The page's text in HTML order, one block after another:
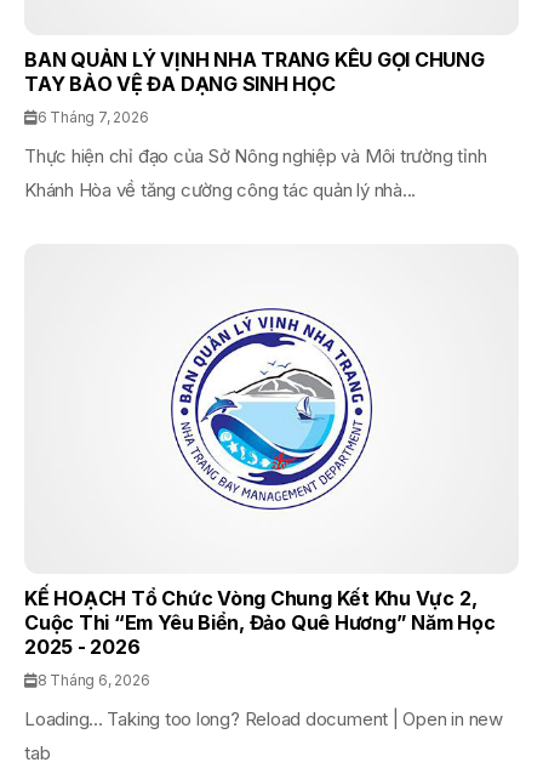
BAN QUẢN LÝ VỊNH NHA TRANG KÊU GỌI CHUNG
TAY BẢO VỆ ĐA DẠNG SINH HỌC
6 Tháng 7, 2026
Thực hiện chỉ đạo của Sở Nông nghiệp và Môi trường tỉnh
Khánh Hòa về tăng cường công tác quản lý nhà...
KẾ HOẠCH Tổ Chức Vòng Chung Kết Khu Vực 2,
Cuộc Thi “Em Yêu Biển, Đảo Quê Hương” Năm Học
2025 - 2026
8 Tháng 6, 2026
Loading... Taking too long? Reload document | Open in new
tab